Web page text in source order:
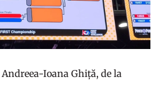
Ioana Ghiță, de la